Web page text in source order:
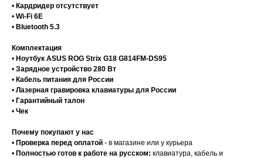
• Кардридер отсутствует
• Wi-Fi 6E
• Bluetooth 5.3
Комплектация
• Ноутбук ASUS ROG Strix G18 G814FM-DS95
• Зарядное устройство 280 Вт
• Кабель питания для России
• Лазерная гравировка клавиатуры для России
• Гарантийный талон
• Чек
Почему покупают у нас
• Проверка перед оплатой - в магазине или у курьера
• Полностью готов к работе на русском: клавиатура, кабель и